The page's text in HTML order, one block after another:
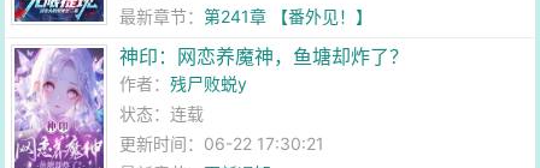
最新章节：第241章 【番外见！】
神印：网恋养魔神，鱼塘却炸了？
作者：残尸败蜕y
状态：连载
更新时间：06-22 17:30:21